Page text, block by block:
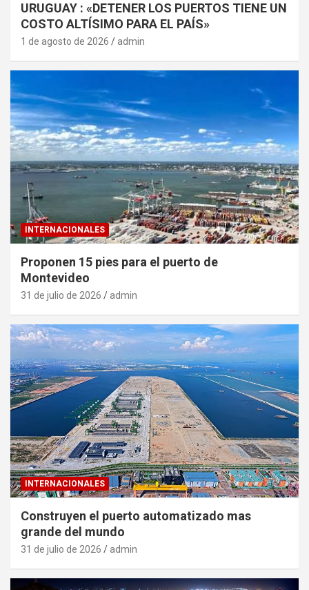
URUGUAY : «DETENER LOS PUERTOS TIENE UN
COSTO ALTÍSIMO PARA EL PAÍS»
1 de agosto de 2026 admin
INTERNACIONALES
Proponen 15 pies para el puerto de
Montevideo
31 de julio de 2026 admin
INTERNACIONALES
Construyen el puerto automatizado mas
grande del mundo
31 de julio de 2026 admin